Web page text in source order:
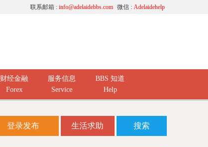
微信 : Adelaidehelp
联系邮箱 : info@adelaidebbs.com
财经金融
Forex
服务信息
Service
BBS 知道
Help
登录发布 生活求助 搜索